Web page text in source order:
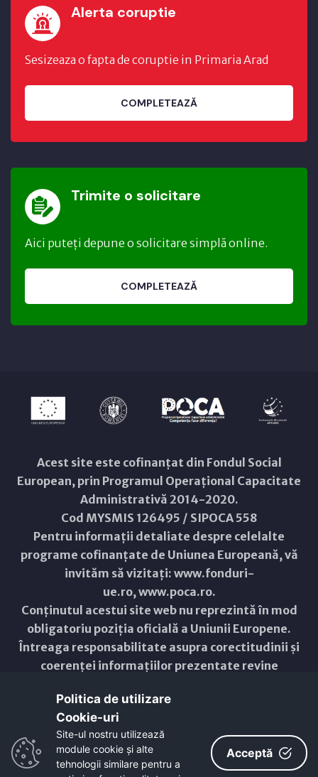
Alerta coruptie
Sesizeaza o fapta de coruptie in Primaria Arad
COMPLETEAZĂ
Trimite o solicitare
Aici puteți depune o solicitare simplă online.
COMPLETEAZĂ
Acest site este cofinanțat din Fondul Social
European, prin Programul Operațional Capacitate
Administrativă 2014-2020.
Cod MYSMIS 126495 / SIPOCA 558
Pentru informații detaliate despre celelalte
programe cofinanțate de Uniunea Europeană, vă
invităm să vizitați: www.fonduri-
ue.ro, www.poca.ro.
Conținutul acestui site web nu reprezintă în mod
obligatoriu poziția oficială a Uniunii Europene.
Întreaga responsabilitate asupra corectitudinii și
coerenței informațiilor prezentate revine
Copyright © 2021 - 2026 -
ResponsiveVoice
Non-Commercial License
Politica de utilizare
Cookie-uri‎
Site-ul nostru utilizează
module cookie și alte
tehnologii similare pentru a
Acceptă